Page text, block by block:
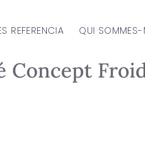
REFERENCIA QUI
Concept